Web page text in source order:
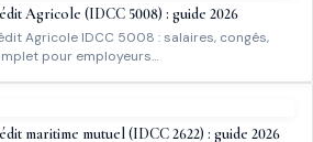
Agricole (IDCC 5008) : guide 2026
Agricole IDCC 5008 : salaires, congés,
pour employeurs…
maritime mutuel (IDCC 2622) : guide 2026